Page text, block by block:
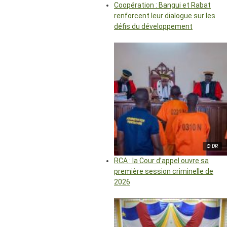
Coopération : Bangui et Rabat
renforcent leur dialogue sur les
défis du développement
© DR
RCA : la Cour d’appel ouvre sa
première session criminelle de
2026